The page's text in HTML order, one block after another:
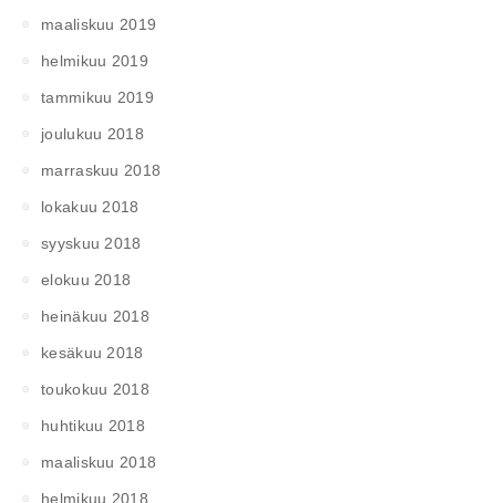
maaliskuu 2019
helmikuu 2019
tammikuu 2019
joulukuu 2018
marraskuu 2018
lokakuu 2018
syyskuu 2018
elokuu 2018
heinäkuu 2018
kesäkuu 2018
toukokuu 2018
huhtikuu 2018
maaliskuu 2018
helmikuu 2018